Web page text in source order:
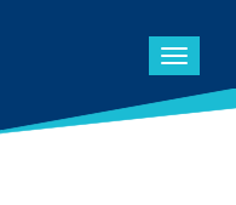
Toggle